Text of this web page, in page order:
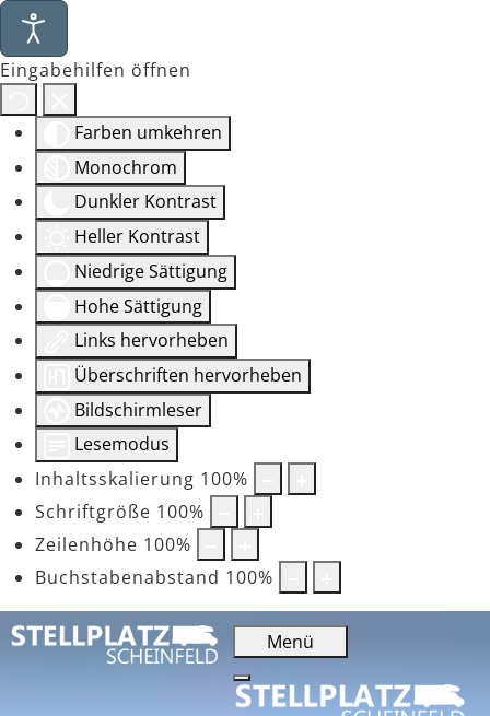
Eingabehilfen öffnen
Farben umkehren
Monochrom
Dunkler Kontrast
Heller Kontrast
Niedrige Sättigung
Hohe Sättigung
Links hervorheben
Überschriften hervorheben
Bildschirmleser
Lesemodus
Inhaltsskalierung 100%
Schriftgröße 100%
Zeilenhöhe 100%
Buchstabenabstand 100%
Menü